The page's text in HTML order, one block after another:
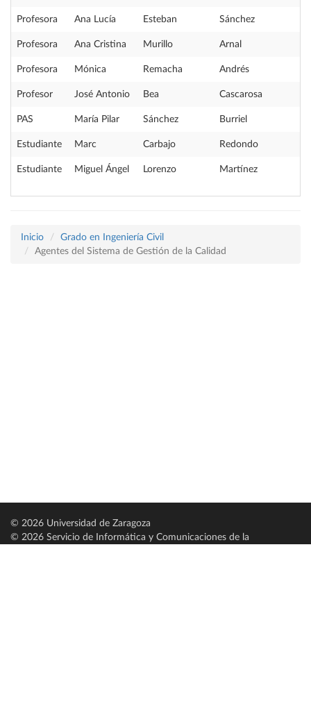
Profesora Ana Lucía Esteban Sánchez
Profesora Ana Cristina Murillo Arnal
Profesora Mónica Remacha Andrés
Profesor José Antonio Bea Cascarosa
PAS María Pilar Sánchez Burriel
Estudiante Marc Carbajo Redondo
Estudiante Miguel Ángel Lorenzo Martínez
Inicio
Grado en Ingeniería Civil
Agentes del Sistema de Gestión de la Calidad
© 2026 Universidad de Zaragoza
© 2026 Servicio de Informática y Comunicaciones de la